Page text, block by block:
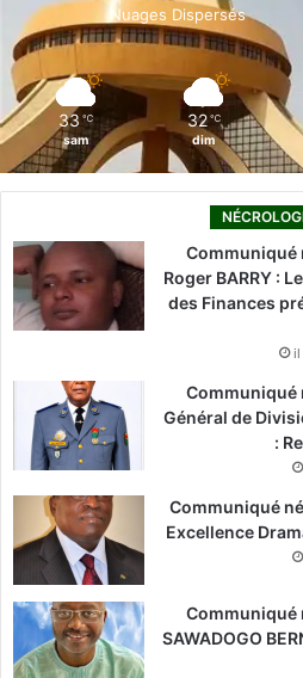
k
n
Nuages Dispersés
33 ℃
sam
32 ℃
dim
Communiqué
Roger BARRY :
des Finances
il
Communiqué
Général de
:
Communiqué
Excellence
Communiqué
SAWADOGO